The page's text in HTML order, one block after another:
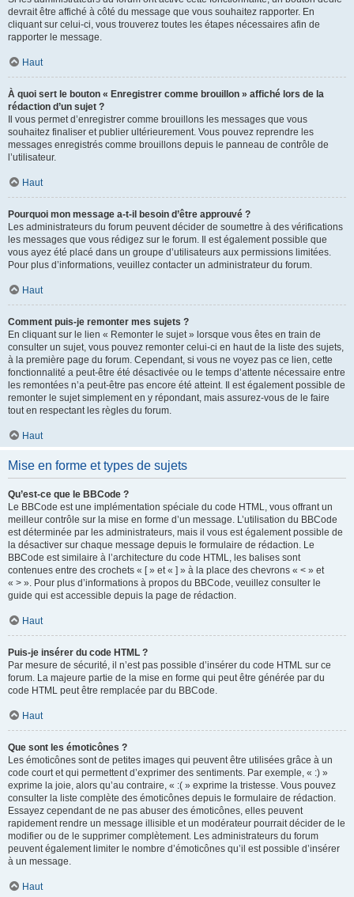
devrait être affiché à côté du message que vous souhaitez rapporter. En
cliquant sur celui-ci, vous trouverez toutes les étapes nécessaires afin de
rapporter le message.
Haut
À quoi sert le bouton « Enregistrer comme brouillon » affiché lors de la
rédaction d’un sujet ?
Il vous permet d’enregistrer comme brouillons les messages que vous
souhaitez finaliser et publier ultérieurement. Vous pouvez reprendre les
messages enregistrés comme brouillons depuis le panneau de contrôle de
l’utilisateur.
Haut
Pourquoi mon message a-t-il besoin d’être approuvé ?
Les administrateurs du forum peuvent décider de soumettre à des vérifications
les messages que vous rédigez sur le forum. Il est également possible que
vous ayez été placé dans un groupe d’utilisateurs aux permissions limitées.
Pour plus d’informations, veuillez contacter un administrateur du forum.
Haut
Comment puis-je remonter mes sujets ?
En cliquant sur le lien « Remonter le sujet » lorsque vous êtes en train de
consulter un sujet, vous pouvez remonter celui-ci en haut de la liste des sujets,
à la première page du forum. Cependant, si vous ne voyez pas ce lien, cette
fonctionnalité a peut-être été désactivée ou le temps d’attente nécessaire entre
les remontées n’a peut-être pas encore été atteint. Il est également possible de
remonter le sujet simplement en y répondant, mais assurez-vous de le faire
tout en respectant les règles du forum.
Haut
Mise en forme et types de sujets
Qu’est-ce que le BBCode ?
Le BBCode est une implémentation spéciale du code HTML, vous offrant un
meilleur contrôle sur la mise en forme d’un message. L’utilisation du BBCode
est déterminée par les administrateurs, mais il vous est également possible de
la désactiver sur chaque message depuis le formulaire de rédaction. Le
BBCode est similaire à l’architecture du code HTML, les balises sont
contenues entre des crochets « [ » et « ] » à la place des chevrons « < » et
« > ». Pour plus d’informations à propos du BBCode, veuillez consulter le
guide qui est accessible depuis la page de rédaction.
Haut
Puis-je insérer du code HTML ?
Par mesure de sécurité, il n’est pas possible d’insérer du code HTML sur ce
forum. La majeure partie de la mise en forme qui peut être générée par du
code HTML peut être remplacée par du BBCode.
Haut
Que sont les émoticônes ?
Les émoticônes sont de petites images qui peuvent être utilisées grâce à un
code court et qui permettent d’exprimer des sentiments. Par exemple, « :) »
exprime la joie, alors qu’au contraire, « :( » exprime la tristesse. Vous pouvez
consulter la liste complète des émoticônes depuis le formulaire de rédaction.
Essayez cependant de ne pas abuser des émoticônes, elles peuvent
rapidement rendre un message illisible et un modérateur pourrait décider de le
modifier ou de le supprimer complètement. Les administrateurs du forum
peuvent également limiter le nombre d’émoticônes qu’il est possible d’insérer
à un message.
Haut